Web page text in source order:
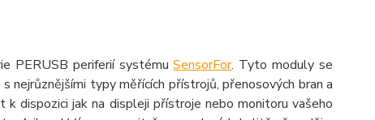
PERUSB periferií systémuSensorFor. Tyto moduly se
nejrůznějšími typy měřících přístrojů, přenosových bran a
dispozici jak na displeji přístroje nebo monitoru vašeho